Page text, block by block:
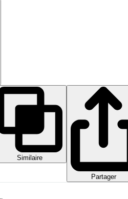
Similaire
Partager